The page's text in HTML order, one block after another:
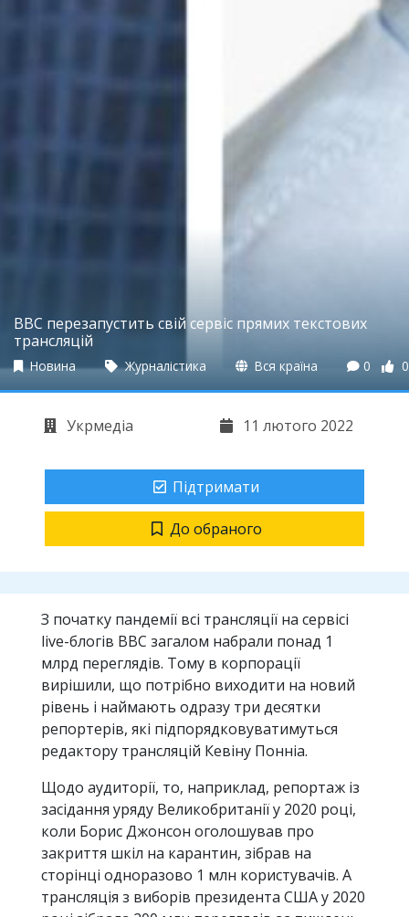
BBC перезапустить свій сервіс прямих текстових
трансляцій
Новина Журналістика Вся країна 0 0
Укрмедіа 11 лютого 2022
Підтримати
До обраного
З початку пандемії всі трансляції на сервісі
live-блогів BBC загалом набрали понад 1
млрд переглядів. Тому в корпорації
вирішили, що потрібно виходити на новий
рівень і наймають одразу три десятки
репортерів, які підпорядковуватимуться
редактору трансляцій Кевіну Понніа.
Щодо аудиторії, то, наприклад, репортаж із
засідання уряду Великобританії у 2020 році,
коли Борис Джонсон оголошував про
закриття шкіл на карантин, зібрав на
сторінці одноразово 1 млн користувачів. А
трансляція з виборів президента США у 2020